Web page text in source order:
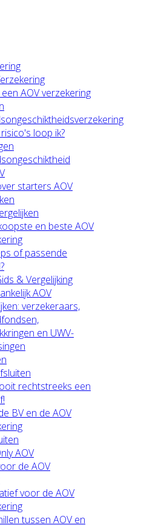
AOV verzekering
loop ik?
starters AOV
en beste AOV
of passende
& Vergelijking
AOV
verzekeraars,
en UWV-
rechtstreeks een
BV en de AOV
AOV
de AOV
voor de AOV
tussen AOV en